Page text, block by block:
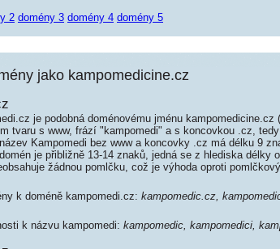
2 domény 3 domény 4 domény 5
jako kampomedicine.cz
je podobná doménovému jménu
tvaru s www, frází "kampomedi" a s koncovkou .cz,
Kampomedi bez www a koncovky .cz má délku 9
je přibližně 13-14 znaků, jedná se z hlediska délky
žádnou pomlčku, což je výhoda oproti
k doméně kampomedi.cz: kampomedic.cz,
k názvu kampomedi: kampomedic, kampomedici,